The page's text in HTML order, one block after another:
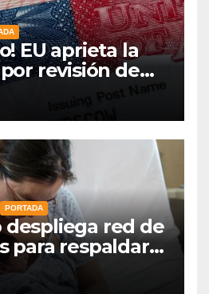
EU aprieta la
revisión de
para más visas
en la
PORTADA
despliega red de
para respaldar